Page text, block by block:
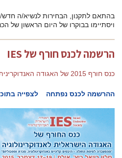
לפרטים לגבי הגשת מועמדות לחצו כאן.
הכנס לפרטים נוספים לחצו כאן